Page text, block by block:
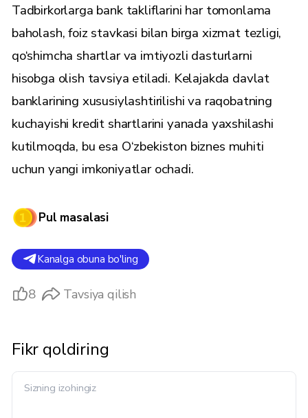
Tadbirkorlarga bank takliflarini har tomonlama
baholash, foiz stavkasi bilan birga xizmat tezligi,
qo‘shimcha shartlar va imtiyozli dasturlarni
hisobga olish tavsiya etiladi. Kelajakda davlat
banklarining xususiylashtirilishi va raqobatning
kuchayishi kredit shartlarini yanada yaxshilashi
kutilmoqda, bu esa O‘zbekiston biznes muhiti
uchun yangi imkoniyatlar ochadi.
Pul masalasi
Kanalga obuna bo'ling
8 Tavsiya qilish
Fikr qoldiring